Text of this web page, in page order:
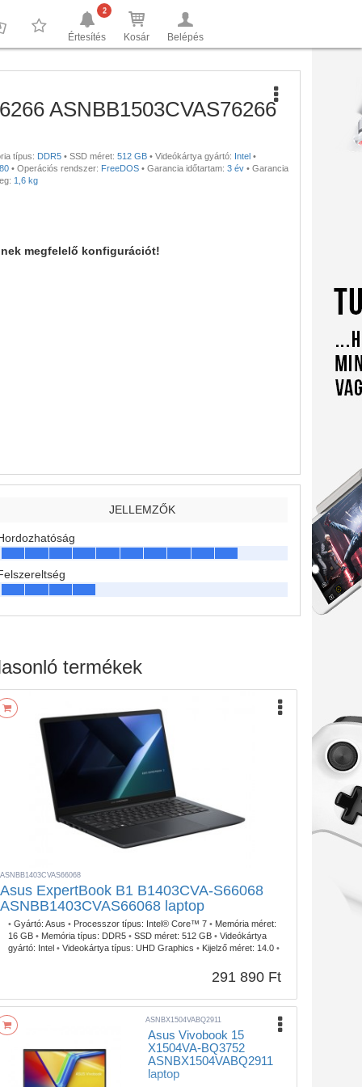
Értesítés
2
Kosár Belépés
ASNBB1503CVAS76266
típus: DDR5 • SSD méret: 512 GB • Videókártya gyártó: Intel •
• Operációs rendszer: FreeDOS • Garancia időtartam: 3 év • Garancia
1,6 kg
megfelelő konfigurációt!
JELLEMZŐK
termékek
ASNBB1403CVAS66068
Asus ExpertBook B1 B1403CVA-S66068
ASNBB1403CVAS66068 laptop
• Gyártó: Asus • Processzor típus: Intel® Core™ 7 • Memória méret:
16 GB • Memória típus: DDR5 • SSD méret: 512 GB • Videókártya
gyártó: Intel • Videokártya típus: UHD Graphics • Kijelző méret: 14.0 •
• USB Type-C:
Tömeg: 1,5 kg
291 890 Ft
ASNBX1504VABQ2911
Asus Vivobook 15
X1504VA-BQ3752
ASNBX1504VABQ2911
laptop